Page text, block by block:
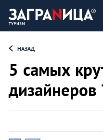
НАЗАД
5 самых
дизайнеров